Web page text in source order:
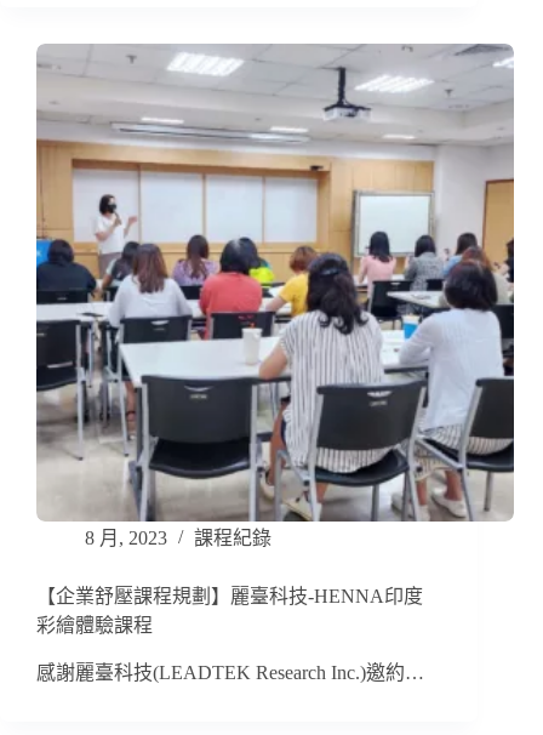
8 月, 2023 課程紀錄
【企業舒壓課程規劃】麗臺科技-HENNA印度
彩繪體驗課程
感謝麗臺科技(LEADTEK Research Inc.)邀約…